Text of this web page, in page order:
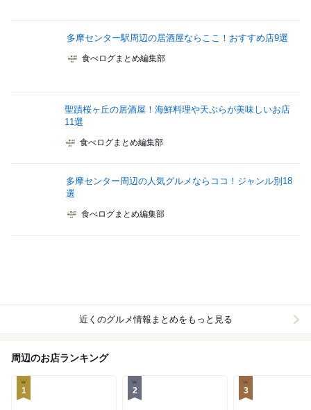
多摩センター駅周辺の居酒屋ならここ！おすすめ店9選
食べログまとめ編集部
聖蹟桜ヶ丘の居酒屋！海鮮料理や天ぷらが美味しいお店
11選
食べログまとめ編集部
多摩センター周辺の人気グルメならココ！ジャンル別18
選
食べログまとめ編集部
近くのグルメ情報まとめをもっと見る
周辺のお店ランキング
1 2 3